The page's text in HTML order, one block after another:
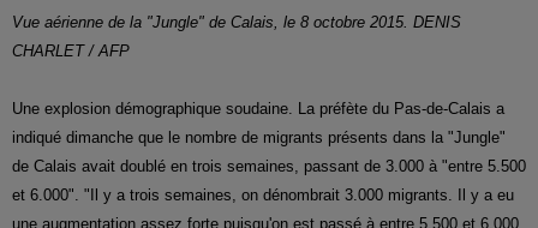
Vue aérienne de la "Jungle" de Calais, le 8 octobre 2015. DENIS
CHARLET / AFP
Une explosion démographique soudaine. La préfète du Pas-de-Calais a
indiqué dimanche que le nombre de migrants présents dans la "Jungle"
de Calais avait doublé en trois semaines, passant de 3.000 à "entre 5.500
et 6.000". "Il y a trois semaines, on dénombrait 3.000 migrants. Il y a eu
une augmentation assez forte puisqu'on est passé à entre 5.500 et 6.000